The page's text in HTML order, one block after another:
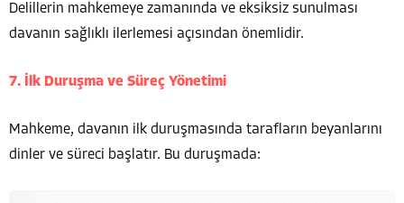
Delillerin mahkemeye zamanında ve eksiksiz sunulması
davanın sağlıklı ilerlemesi açısından önemlidir.
7. İlk Duruşma ve Süreç Yönetimi
Mahkeme, davanın ilk duruşmasında tarafların beyanlarını
dinler ve süreci başlatır. Bu duruşmada: